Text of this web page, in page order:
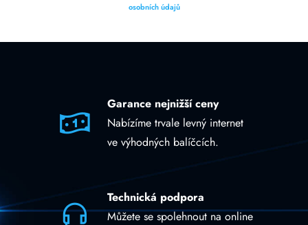
osobních údajů
Garance nejnižší ceny
Nabízíme trvale levný internet
ve výhodných balíčcích.
Technická podpora
Můžete se spolehnout na online